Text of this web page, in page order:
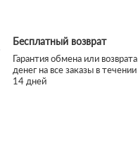
Бесплатный возврат
Гарантия обмена или возврата
денег на все заказы в течении
14 дней